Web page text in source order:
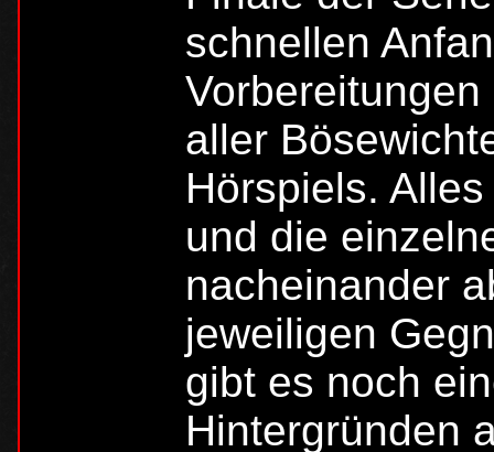
schnellen
aller
Hörspiels.
und die
nacheinander
jeweiligen
gibt es noch
Hintergründen